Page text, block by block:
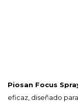
Piosan Focus
eficaz, diseñado